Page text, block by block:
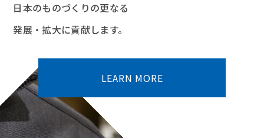
日本のものづくりの更なる
発展・拡大に貢献します。
LEARN MORE